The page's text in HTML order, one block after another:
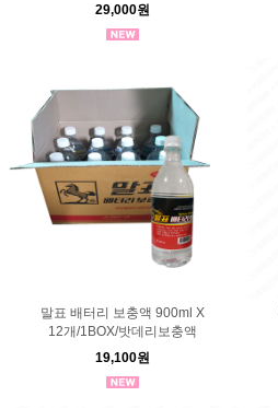
29,000원
말표 배터리 보충액 900ml X
12개/1BOX/밧데리보충액
19,100원